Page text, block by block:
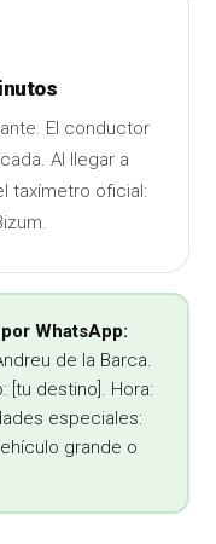
El conductor
Al llegar a
taxímetro oficial:
WhatsApp:
de la Barca.
[tu destino]. Hora:
especiales:
grande o